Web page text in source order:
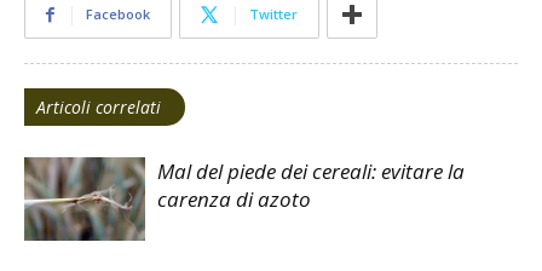
Facebook Twitter
Articoli correlati
Mal del piede dei cereali: evitare la
carenza di azoto